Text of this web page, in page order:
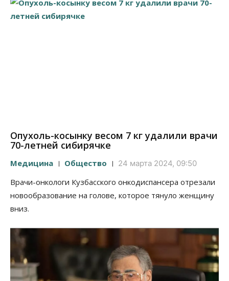
Опухоль-косынку весом 7 кг удалили врачи
70-летней сибирячке
Медицина Общество 24 марта 2024, 09:50
Врачи-онкологи Кузбасского онкодиспансера отрезали
новообразование на голове, которое тянуло женщину
вниз.